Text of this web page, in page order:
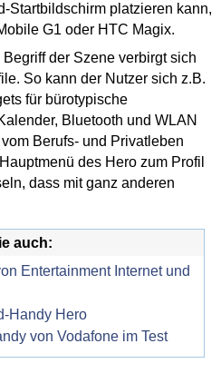
Startbildschirm platzieren kann,
G1 oder HTC Magix.
der Szene verbirgt sich
So kann der Nutzer sich z.B.
für bürotypische
Bluetooth und WLAN
Berufs- und Privatleben
des Hero zum Profil
dass mit ganz anderen
auch:
Entertainment Internet und
Handy Hero
von Vodafone im Test